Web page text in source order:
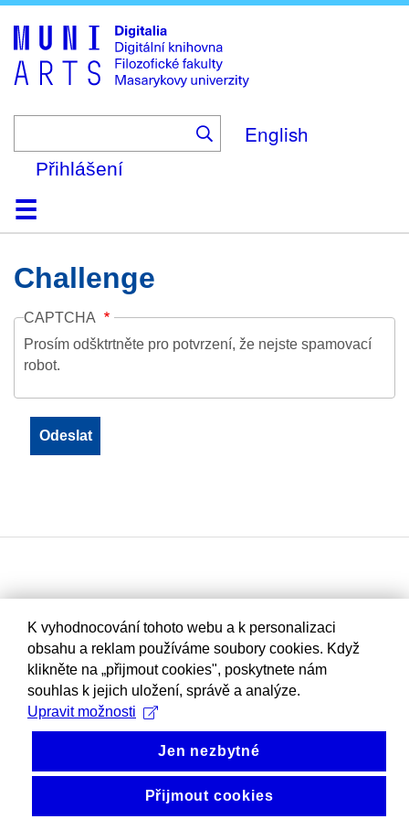
to
main
content
English
Přihlášení
DomůKolekce
Prohlížení
Vyhledávání
O platformě
Nápověda
KontaktDigitalia
Challenge
CAPTCHA
Prosím odšktrtněte pro potvrzení, že nejste spamovací
robot.
K vyhodnocování tohoto webu a k personalizaci
obsahu a reklam používáme soubory cookies. Když
klikněte na „přijmout cookies", poskytnete nám
souhlas k jejich uložení, správě a analýze.
Upravit možnosti
Jen nezbytné
Přijmout cookies